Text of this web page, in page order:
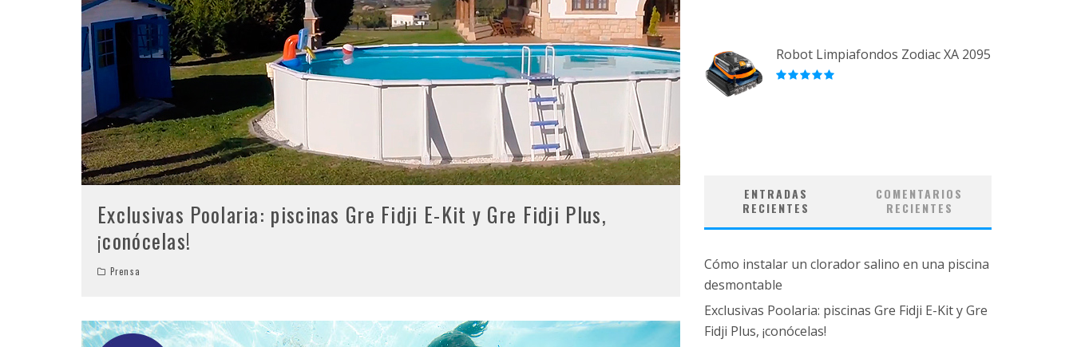
Exclusivas Poolaria: piscinas Gre Fidji E-Kit y Gre Fidji Plus,
¡conócelas!
Prensa
Robot Limpiafondos Zodiac XA 2095
ENTRADAS
RECIENTES
COMENTARIOS
RECIENTES
Cómo instalar un clorador salino en una piscina
desmontable
Exclusivas Poolaria: piscinas Gre Fidji E-Kit y Gre
Fidji Plus, ¡conócelas!